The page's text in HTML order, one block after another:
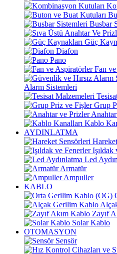
Busbar
Güç
Diafon
Pano
Fan
Alarm Sistemleri
Grup
Kablo
AYDINLATMA
Işıldak
Led
Armatür
Ampuller
KABLO
Zayıf
Solar Kablo
OTOMASYON
Sensör